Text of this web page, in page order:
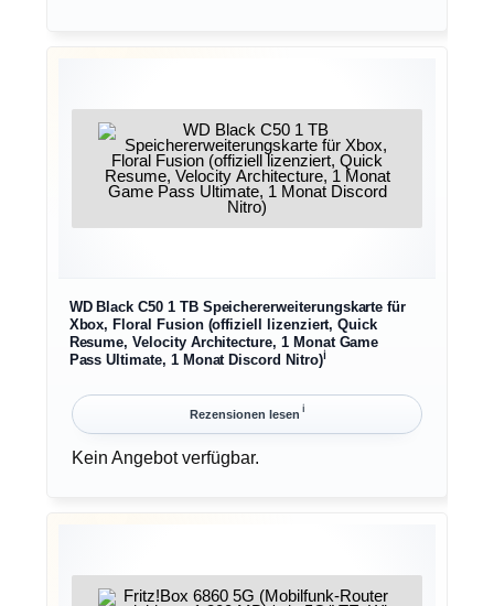
WD Black C50 1 TB Speichererweiterungskarte für
Xbox, Floral Fusion (offiziell lizenziert, Quick
Resume, Velocity Architecture, 1 Monat Game
Pass Ultimate, 1 Monat Discord Nitro)ℹ︎
Rezensionen lesen ℹ︎
Kein Angebot verfügbar.